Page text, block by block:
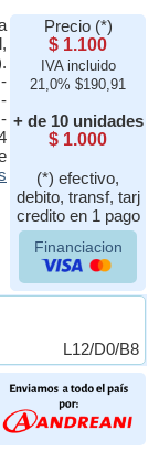
-
Precio (*)
$ 1.100
IVA incluido
21,0% $190,91
+ de 10 unidades
$ 1.000
(*) efectivo,
debito, transf, tarj
credito en 1 pago
Financiacion
L12/D0/B8